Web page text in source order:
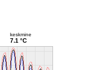
keskmine
7.1 °C